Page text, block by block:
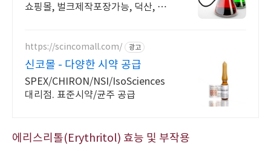
쇼핑몰, 벌크제작포장가능, 덕산, 대
https://scincomall.com/ 광고
신코몰 - 다양한 시약 공급
SPEX/CHIRON/NSI/IsoSciences
대리점. 표준시약/균주 공급
에리스리톨(Erythritol) 효능 및 부작용